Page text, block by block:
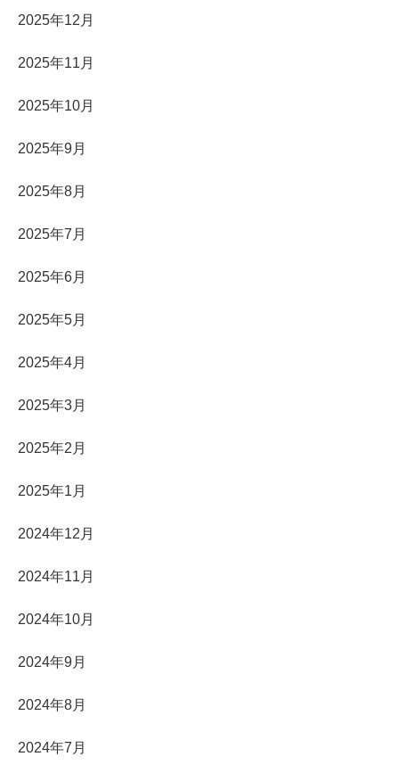
2025年12月
2025年11月
2025年10月
2025年9月
2025年8月
2025年7月
2025年6月
2025年5月
2025年4月
2025年3月
2025年2月
2025年1月
2024年12月
2024年11月
2024年10月
2024年9月
2024年8月
2024年7月